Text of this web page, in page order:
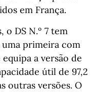
em França.
DS N.º 7 tem
uma primeira com
a versão de
útil de 97,2
outras versões. O